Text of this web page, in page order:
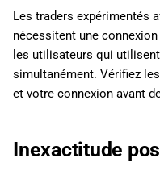
r
c
h
Les traders expérimentés
nécessitent une
les utilisateurs qui
simultanément. Vérifiez
et votre connexion avant
Inexactitude